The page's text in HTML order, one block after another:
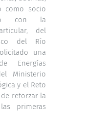
como socio
con la
del
del Río
una
Energías
Ministerio
y el Reto
reforzar la
primeras